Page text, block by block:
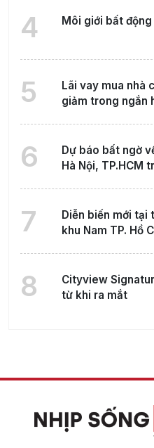
4 Môi giới bất động
5
Lãi vay mua nhà
giảm trong ngắn
6
Dự báo bất ngờ
Hà Nội, TP.HCM
7
Diễn biến mới tại
khu Nam TP. Hồ
8
Cityview
từ khi ra mắt